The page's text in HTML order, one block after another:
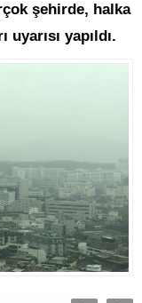
şehirde, halka
yapıldı.